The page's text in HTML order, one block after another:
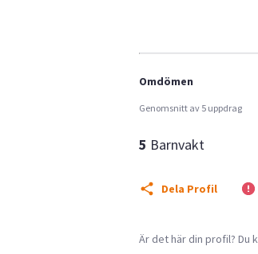
Omdömen
Genomsnitt av 5 uppdrag
5 Barnvakt
Dela Profil
Är det här din profil? Du